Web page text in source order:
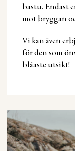
bastu. Endast
mot bryggan
Vi kan även
för den som
blåaste utsikt!